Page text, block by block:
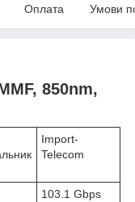
Оплата Умови
850nm,
Import-
Telecom
103.1 Gbps